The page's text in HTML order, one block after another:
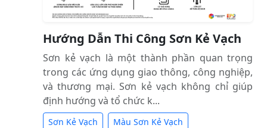
Hướng Dẫn Thi Công Sơn Kẻ Vạch
Sơn kẻ vạch là một thành phần quan trọng
trong các ứng dụng giao thông, công nghiệp,
và thương mại. Sơn kẻ vạch không chỉ giúp
định hướng và tổ chức k...
Sơn Kẻ Vạch
Màu Sơn Kẻ Vạch